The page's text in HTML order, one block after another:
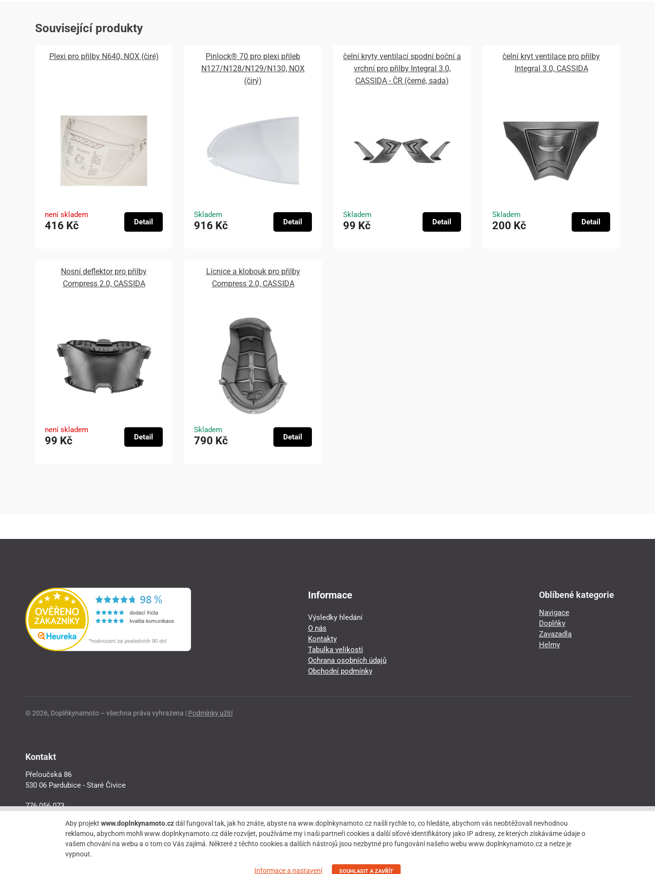
Související produkty
Plexi pro přilby N640, NOX (čiré)
není skladem
416 Kč Detail
Pinlock® 70 pro plexi přileb
N127/N128/N129/N130, NOX
(čirý)
Skladem
916 Kč Detail
čelní kryty ventilací spodní boční a
vrchní pro přilby Integral 3.0,
CASSIDA - ČR (černé, sada)
Skladem
99 Kč Detail
čelní kryt ventilace pro přilby
Integral 3.0, CASSIDA
Skladem
200 Kč Detail
Nosní deflektor pro přilby
Compress 2.0, CASSIDA
není skladem
99 Kč Detail
Lícnice a klobouk pro přilby
Compress 2.0, CASSIDA
Skladem
790 Kč Detail
Informace
Výsledky hledání
O nás
Kontakty
Tabulka velikostí
Ochrana osobních údajů
Obchodní podmínky
Oblíbené kategorie
Navigace
Doplňky
Zavazadla
Helmy
© 2026, Doplňkynamoto – všechna práva vyhrazena | Podmínky užití
Kontakt
Přeloučská 86
530 06 Pardubice - Staré Čivice
776 056 073
Aby projektwww.doplnkynamoto.czdál fungoval tak, jak ho znáte, abyste na www.doplnkynamoto.cz našli rychle to, co hledáte, abychom vás neobtěžovali nevhodnou
reklamou, abychom mohli www.doplnkynamoto.cz dále rozvíjet, používáme my i naši partneři cookies a další síťové identifikátory jako IP adresy, ze kterých získáváme údaje o
vašem chování na webu a o tom co Vás zajímá. Některé z těchto cookies a dalších nástrojů jsou nezbytné pro fungování našeho webu www.doplnkynamoto.cz a nelze je
vypnout.
Informace a nastavení SOUHLASIT A ZAVŘÍT